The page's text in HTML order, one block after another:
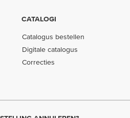
CATALOGI
Catalogus bestellen
Digitale catalogus
Correcties